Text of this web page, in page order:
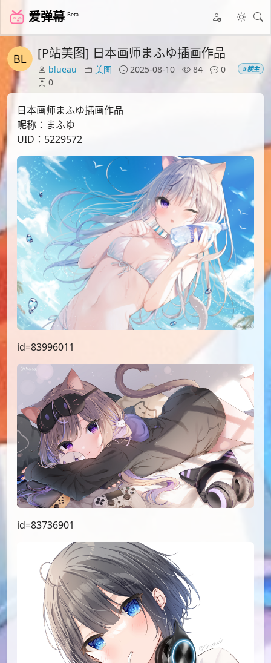
爱弹幕 Beta
[P站美图] 日本画师まふゆ插画作品
blueau 美图 2025-08-10 84
0
0
#楼主
日本画师まふゆ插画作品
昵称：まふゆ
UID：5229572
id=83996011
id=83736901